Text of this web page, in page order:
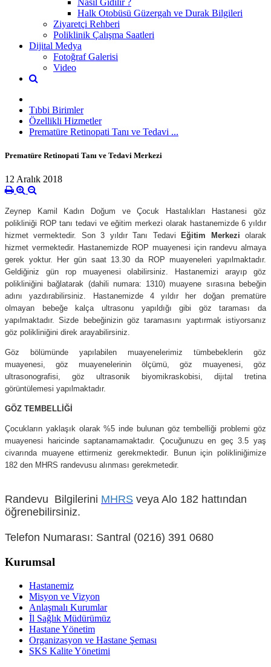
Halk Otobüsü Güzergah ve Durak Bilgileri
Ziyaretçi Rehberi
Poliklinik Çalışma Saatleri
Dijital Medya
Fotoğraf Galerisi
Video
Tıbbi Birimler
Özellikli Hizmetler
Prematüre Retinopati Tanı ve Tedavi ...
Prematüre Retinopati Tanı ve Tedavi Merkezi
12 Aralık 2018
Zeynep Kamil Kadın Doğum ve Çocuk Hastalıkları Hastanesi göz
polikliniği ROP tanı tedavi ve eğitim merkezi olarak hastanemizde 6 yıldır
hizmet vermektedir. Son 3 yıldır Tanı Tedavi
Eğitim Merkezi olarak
hizmet vermektedir. Hastanemizde ROP muayenesi için randevu almaya
gerek yoktur. Her gün saat 13.30 da ROP muayeneleri yapılmaktadır.
Geldiğiniz gün rop muayenesi olabilirsiniz. Hastanemizi arayıp göz
polikliniğini bağlatarak (dahili numara: 1310) muayene sırasına bebeğin
adını yazdırabilirsiniz. Hastanemizde 4 yıldır her doğan prematüre
olmayan bebeğe kalça ultrasonu yapıldığı gibi göz taraması da
yapılmaktadır. Sizde bebeğinizin göz taramasını yaptırmak istiyorsanız
göz polikliniğini direk arayabilirsiniz.
Göz bölümünde yapılabilen muayenelerimiz tümbebeklerin göz
muayenesi, göz muayenelerinin ölçümü, göz muayenesi, göz
ultrasonografisi, göz ultrasonik biyomikraskobisi, dijıtal tretina
görüntülemesi yapılmaktadır.
GÖZ TEMBELLİĞİ
Çocukların yaklaşık olarak %5 inde bulunan göz tembelliği problemi göz
muayenesi haricinde saptanamamaktadır. Çocuğunuzu en geç 3.5 yaş
civarında muayene ettirmeniz gerekmektedir. Bunun için polikliniğimize
182 den MHRS randevusu alınması gerekmetedir.
Randevu Bilgilerini MHRS veya Alo 182 hattından
öğrenebilirsiniz.
Telefon Numarası: Santral (0216) 391 0680
Kurumsal
Hastanemiz
Misyon ve Vizyon
Anlaşmalı Kurumlar
İl Sağlık Müdürümüz
Hastane Yönetim
Organizasyon ve Hastane Şeması
SKS Kalite Yönetimi